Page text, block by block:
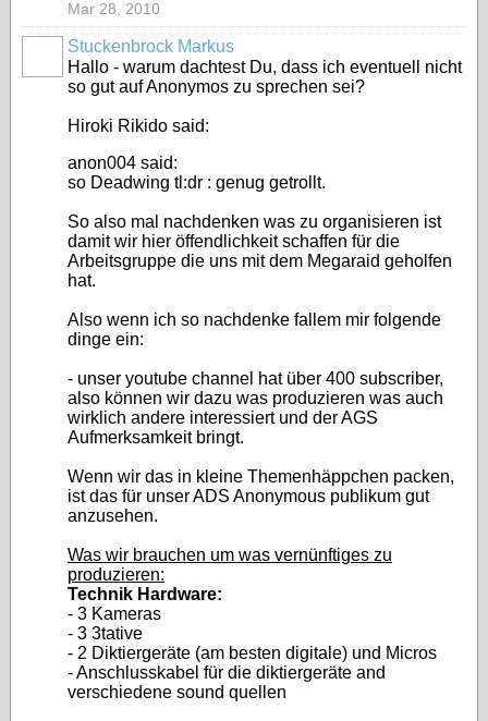
Mar 28, 2010
Stuckenbrock Markus
Hallo - warum dachtest Du, dass ich eventuell nicht
so gut auf Anonymos zu sprechen sei?
Hiroki Rikido said:
anon004 said:
so Deadwing tl:dr : genug getrollt.
So also mal nachdenken was zu organisieren ist
damit wir hier öffendlichkeit schaffen für die
Arbeitsgruppe die uns mit dem Megaraid geholfen
hat.
Also wenn ich so nachdenke fallem mir folgende
dinge ein:
- unser youtube channel hat über 400 subscriber,
also können wir dazu was produzieren was auch
wirklich andere interessiert und der AGS
Aufmerksamkeit bringt.
Wenn wir das in kleine Themenhäppchen packen,
ist das für unser ADS Anonymous publikum gut
anzusehen.
Was wir brauchen um was vernünftiges zu
produzieren:
Technik Hardware:
- 3 Kameras
- 3 3tative
- 2 Diktiergeräte (am besten digitale) und Micros
- Anschlusskabel für die diktiergeräte and
verschiedene sound quellen